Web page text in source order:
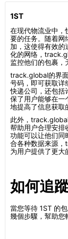
1ST
在现代物流业中，
要的任务。随着网
加，这使得有效的
化的网络，
监控他们的包裹，
track.global的界
号码，即可获取详
快递公司，还包括
保了用户能够在一
地提高了信息获取
此外，
帮助用户合理安排
功能可以让他们同
合各种数据来源
为用户提供了更大
如何追
當您等待 1ST 的
幾個步驟，幫助您